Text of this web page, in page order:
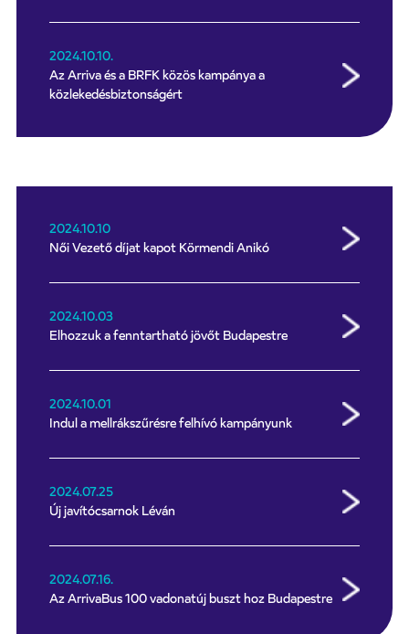
2024.10.10.
Az Arriva és a BRFK közös kampánya a
közlekedésbiztonságért
2024.10.10
Női Vezető díjat kapot Körmendi Anikó
2024.10.03
Elhozzuk a fenntartható jövőt Budapestre
2024.10.01
Indul a mellrákszűrésre felhívó kampányunk
2024.07.25
Új javítócsarnok Léván
2024.07.16.
Az ArrivaBus 100 vadonatúj buszt hoz Budapestre